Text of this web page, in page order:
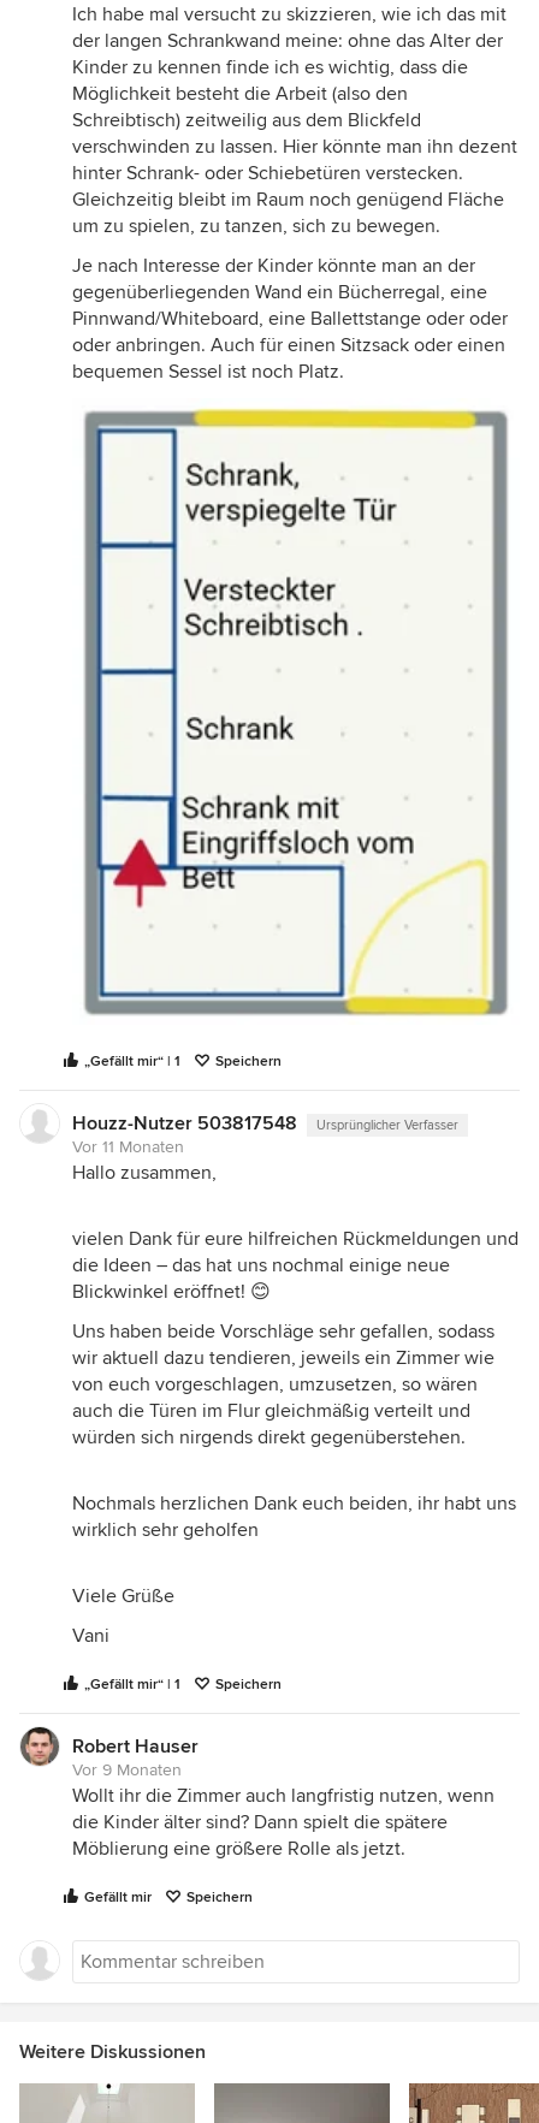
Ich habe mal versucht zu skizzieren, wie ich das mit
der langen Schrankwand meine: ohne das Alter der
Kinder zu kennen finde ich es wichtig, dass die
Möglichkeit besteht die Arbeit (also den
Schreibtisch) zeitweilig aus dem Blickfeld
verschwinden zu lassen. Hier könnte man ihn dezent
hinter Schrank- oder Schiebetüren verstecken.
Gleichzeitig bleibt im Raum noch genügend Fläche
um zu spielen, zu tanzen, sich zu bewegen.
Je nach Interesse der Kinder könnte man an der
gegenüberliegenden Wand ein Bücherregal, eine
Pinnwand/Whiteboard, eine Ballettstange oder oder
oder anbringen. Auch für einen Sitzsack oder einen
bequemen Sessel ist noch Platz.
„Gefällt mir“ | 1 Speichern
Houzz-Nutzer 503817548 Ursprünglicher Verfasser
Vor 11 Monaten
Hallo zusammen,
vielen Dank für eure hilfreichen Rückmeldungen und
die Ideen – das hat uns nochmal einige neue
Blickwinkel eröffnet! 😊
Uns haben beide Vorschläge sehr gefallen, sodass
wir aktuell dazu tendieren, jeweils ein Zimmer wie
von euch vorgeschlagen, umzusetzen, so wären
auch die Türen im Flur gleichmäßig verteilt und
würden sich nirgends direkt gegenüberstehen.
Nochmals herzlichen Dank euch beiden, ihr habt uns
wirklich sehr geholfen
Viele Grüße
Vani
„Gefällt mir“ | 1 Speichern
Robert Hauser
Vor 9 Monaten
Wollt ihr die Zimmer auch langfristig nutzen, wenn
die Kinder älter sind? Dann spielt die spätere
Möblierung eine größere Rolle als jetzt.
Gefällt mir Speichern
Weitere Diskussionen